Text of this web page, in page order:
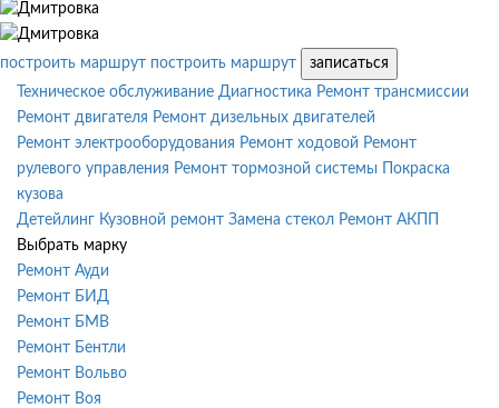
построить маршрут построить маршрут
записаться
Техническое обслуживание Диагностика Ремонт трансмиссии
Ремонт двигателя Ремонт дизельных двигателей
Ремонт электрооборудования Ремонт ходовой Ремонт
рулевого управления Ремонт тормозной системы
Покраска
кузова
Детейлинг Кузовной ремонт Замена стекол Ремонт АКПП
Выбрать марку
Ремонт Ауди
Ремонт БИД
Ремонт БМВ
Ремонт Бентли
Ремонт Вольво
Ремонт Воя